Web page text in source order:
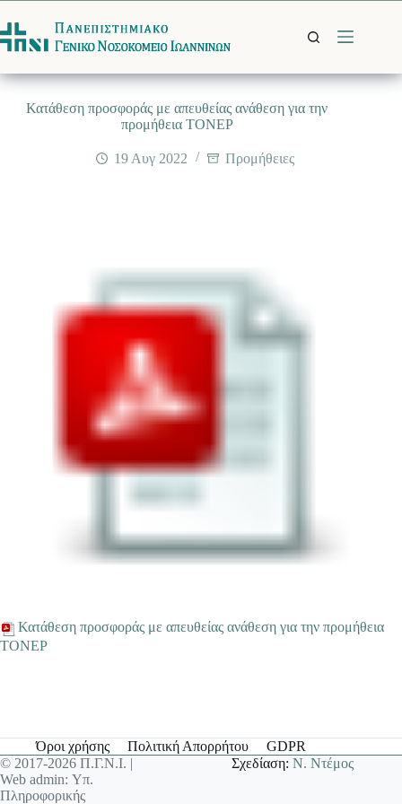
στο
περιεχόμενο
Κατάθεση προσφοράς με απευθείας ανάθεση για την
προμήθεια ΤΟΝΕΡ
19 Αυγ 2022 Προμήθειες
Κατάθεση προσφοράς με απευθείας ανάθεση για την προμήθεια
ΤΟΝΕΡ
Όροι χρήσης Πολιτική Απορρήτου
GDPR
© 2017-2026 Π.Γ.Ν.Ι. |
Web admin: Υπ.
Πληροφορικής
Σχεδίαση:Ν. Ντέμος